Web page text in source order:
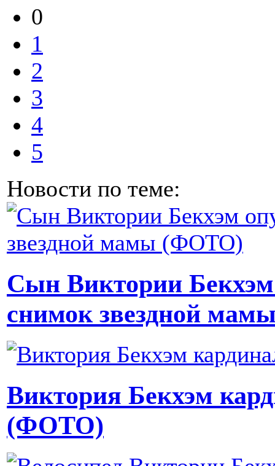
0
1
2
3
4
5
Новости по теме:
Сын Виктории
снимок звездной
Виктория Бекхэм
(ФОТО)